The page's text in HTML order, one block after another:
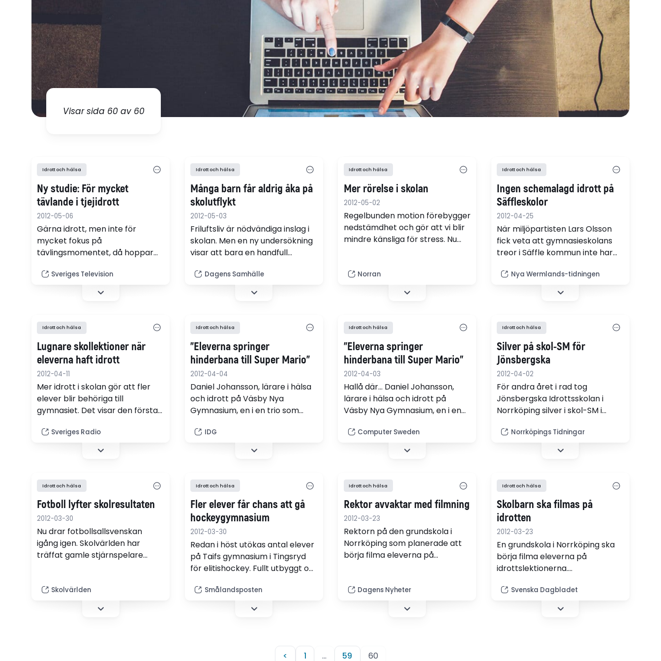
Visar sida 60 av 60
Idrott och hälsa
Ny studie: För mycket
tävlande i tjejidrott
2012-05-06
Gärna idrott, men inte för
mycket fokus på
tävlingsmomentet, då hoppar
ungefär i åttonde klass i
högstadiet, enligt en nu
Sveriges Television
Idrott och hälsa
Många barn får aldrig åka på
skolutflykt
2012-05-03
Friluftsliv är nödvändiga inslag i
skolan. Men en ny undersökning
visar att bara en handfull
skolutflykter.
Dagens Samhälle
Idrott och hälsa
Mer rörelse i skolan
2012-05-02
Regelbunden motion förebygger
nedstämdhet och gör att vi blir
mindre känsliga för stress. Nu
studieresultaten. Resultatet av
den första långtidsstudien av
det omtalade Bunkefloprojektet,
idrott varje dag, visar att idrott i
skolan gör att fler elever blir
behöriga till gymnasiet, skriver
Metta…
Norran
Idrott och hälsa
Ingen schemalagd idrott på
Säffleskolor
2012-04-25
När miljöpartisten Lars Olsson
fick veta att gymnasieskolans
treor i Säffle kommun inte har
han bestört. Därför föreslår han
att kommunen utformar en
Nya Wermlands-tidningen
Idrott och hälsa
Lugnare skollektioner när
eleverna haft idrott
2012-04-11
Mer idrott i skolan gör att fler
elever blir behöriga till
gymnasiet. Det visar den första
Bunkefloprojektet där elever
haft schemalagd idrott varje
Sveriges Radio
Idrott och hälsa
"Eleverna springer
hinderbana till Super Mario"
2012-04-04
Daniel Johansson, lärare i hälsa
och idrott på Väsby Nya
Gymnasium, en i en trio som
innovativa lärare.
IDG
Idrott och hälsa
"Eleverna springer
hinderbana till Super Mario"
2012-04-03
Hallå där... Daniel Johansson,
lärare i hälsa och idrott på
Väsby Nya Gymnasium, en i en
mest innovativa lärare.
Computer Sweden
Idrott och hälsa
Silver på skol-SM för
Jönsbergska
2012-04-02
För andra året i rad tog
Jönsbergska Idrottsskolan i
Norrköping silver i skol-SM i
Norrköpings Tidningar
Idrott och hälsa
Fotboll lyfter skolresultaten
2012-03-30
Nu drar fotbollsallsvenskan
igång igen. Skolvärlden har
träffat gamle stjärnspelare
Rosengård.
Skolvärlden
Idrott och hälsa
Fler elever får chans att gå
hockeygymnasium
2012-03-30
Redan i höst utökas antal elever
på Taifs gymnasium i Tingsryd
för elitishockey. Fullt utbyggt om
elever som utbildas i ämnet
specialidrott. För denna
Smålandsposten
Idrott och hälsa
Rektor avvaktar med filmning
2012-03-23
Rektorn på den grundskola i
Norrköping som planerade att
börja filma eleverna på
Östergötland.
Dagens Nyheter
Idrott och hälsa
Skolbarn ska filmas på
idrotten
2012-03-23
En grundskola i Norrköping ska
börja filma eleverna på
idrottslektionerna.
blir lättare att bedöma hur
eleverna klarar vissa övningar.
Svenska Dagbladet
< 1 … 59 60